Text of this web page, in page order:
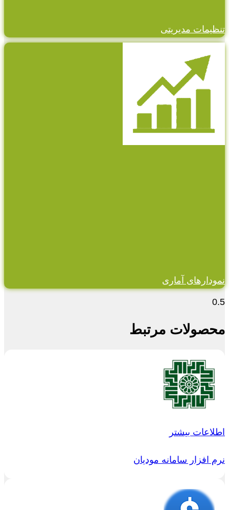
تنظیمات مدیریتی
نمودارهای آماری
محصولات مرتبط
اطلاعات بیشتر
نرم افزار سامانه مودیان